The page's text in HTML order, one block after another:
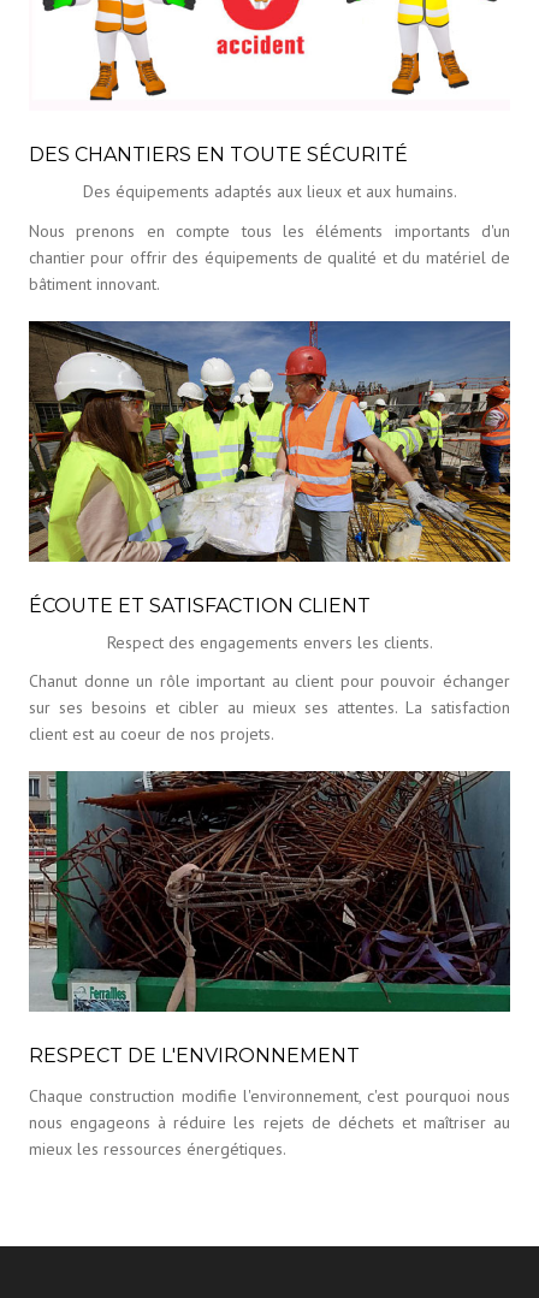
DÉVELOPPEMENT IMMOBILIER
NOTRE ENGAGEMENT : LE RESPECT DE L'ENVIRONNEMENT
NOTRE IMPLICATION DANS LA VIE LOCALE
DES CHANTIERS EN TOUTE SÉCURITÉ
Des équipements adaptés aux lieux et aux humains.
Nous prenons en compte tous les éléments importants d'un
chantier pour offrir des équipements de qualité et du matériel de
bâtiment innovant.
ÉCOUTE ET SATISFACTION CLIENT
Respect des engagements envers les clients.
Chanut donne un rôle important au client pour pouvoir échanger
sur ses besoins et cibler au mieux ses attentes. La satisfaction
client est au coeur de nos projets.
RESPECT DE L'ENVIRONNEMENT
Chaque construction modifie l'environnement, c'est pourquoi nous
nous engageons à réduire les rejets de déchets et maîtriser au
mieux les ressources énergétiques.